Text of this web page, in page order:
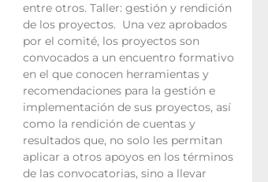
entre otros. Taller: gestión y rendición
de los proyectos. Una vez aprobados
por el comité, los proyectos son
convocados a un encuentro formativo
en el que conocen herramientas y
recomendaciones para la gestión e
implementación de sus proyectos, así
como la rendición de cuentas y
resultados que, no solo les permitan
aplicar a otros apoyos en los términos
de las convocatorias, sino a llevar